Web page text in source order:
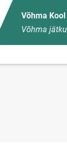
Võhma Kool
Võhma